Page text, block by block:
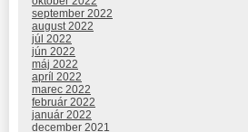
september 2022
august 2022
júl 2022
jún 2022
máj 2022
apríl 2022
marec 2022
február 2022
január 2022
december 2021